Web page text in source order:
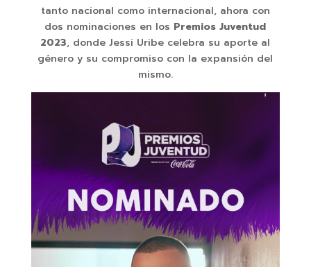
tanto nacional como internacional, ahora con
dos nominaciones en los Premios Juventud
2023, donde Jessi Uribe celebra su aporte al
género y su compromiso con la expansión del
mismo.